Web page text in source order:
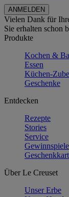
Vielen Dank für
Sie erhalten schon
Produkte
Kochen &
Essen
Küchen-
Geschenke
Entdecken
Rezepte
Stories
Service
Gewinnspiele
Über Le Creuset
Unser Erbe